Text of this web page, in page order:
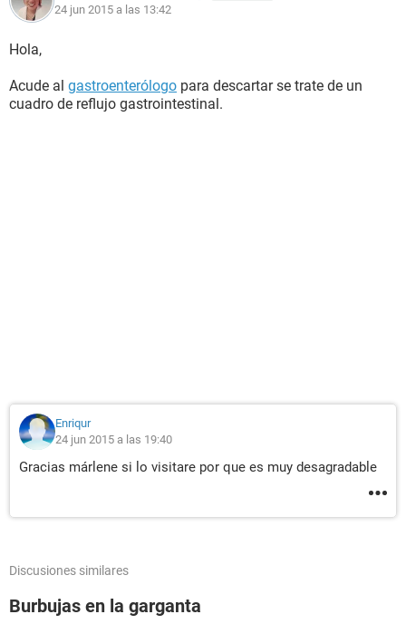
24 jun 2015 a las 13:42
Hola,
Acude al gastroenterólogo para descartar se trate de un
cuadro de reflujo gastrointestinal.
Enriqur
24 jun 2015 a las 19:40
Gracias márlene si lo visitare por que es muy desagradable
Discusiones similares
Burbujas en la garganta